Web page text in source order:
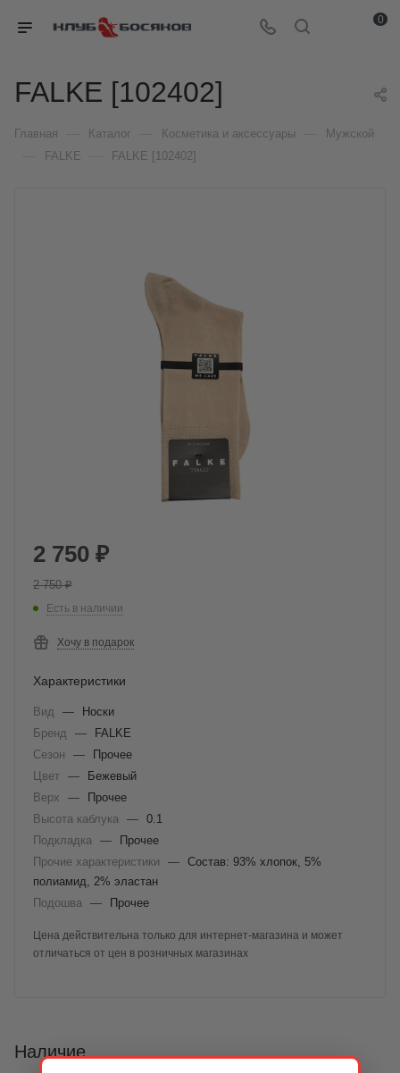
0
FALKE [102402]
Главная Каталог Косметика и аксессуары Мужской
FALKE FALKE [102402]
2 750 ₽
2 750₽
Есть в наличии
Хочу в подарок
Характеристики
Вид —
Носки
Бренд
—
FALKE
Сезон
—
Прочее
Цвет —
Бежевый
Верх
—
Прочее
Высота каблука
— 0.1
Подкладка
—
Прочее
Прочие характеристики
— Состав: 93% хлопок, 5%
полиамид, 2% эластан
Подошва
— Прочее
Цена действительна только для интернет-магазина и может
отличаться от цен в розничных магазинах
Наличие